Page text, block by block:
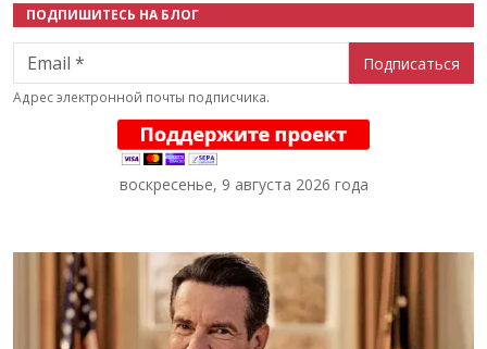
ПОДПИШИТЕСЬ НА БЛОГ
Email
Адрес электронной почты подписчика.
воскресенье, 9 августа 2026 года